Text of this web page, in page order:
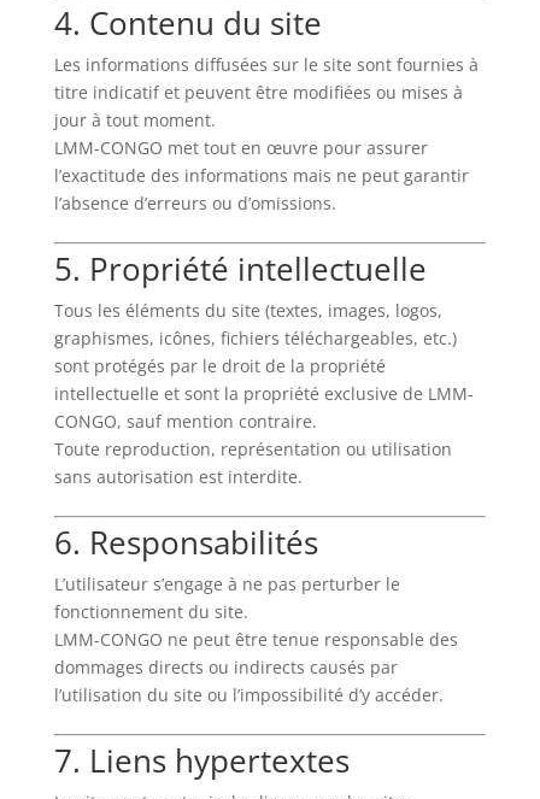
4. Contenu du site
Les informations diffusées sur le site sont fournies à
titre indicatif et peuvent être modifiées ou mises à
jour à tout moment.
LMM-CONGO met tout en œuvre pour assurer
l’exactitude des informations mais ne peut garantir
l’absence d’erreurs ou d’omissions.
5. Propriété intellectuelle
Tous les éléments du site (textes, images, logos,
graphismes, icônes, fichiers téléchargeables, etc.)
sont protégés par le droit de la propriété
intellectuelle et sont la propriété exclusive de LMM-
CONGO, sauf mention contraire.
Toute reproduction, représentation ou utilisation
sans autorisation est interdite.
6. Responsabilités
L’utilisateur s’engage à ne pas perturber le
fonctionnement du site.
LMM-CONGO ne peut être tenue responsable des
dommages directs ou indirects causés par
l’utilisation du site ou l’impossibilité d’y accéder.
7. Liens hypertextes